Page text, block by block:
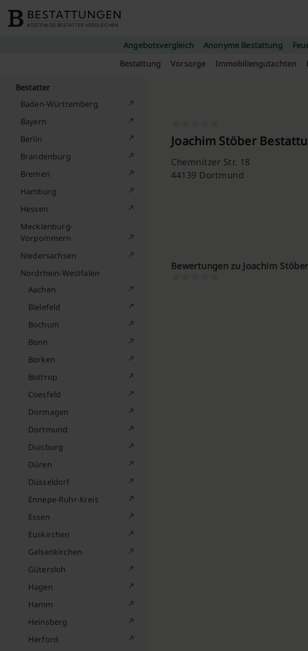
Angebotsvergleich Anonyme Bestattung
Bestattung
Vorsorge Immobiliengutachten
Bestatter
Baden-Württemberg
Bayern
Berlin
Brandenburg
Bremen
Hamburg
Hessen
Mecklenburg-
Vorpommern
Niedersachsen
Nordrhein-Westfalen
Aachen
Bielefeld
Bochum
Bonn
Borken
Bottrop
Coesfeld
Dormagen
Dortmund
Duisburg
Düren
Düsseldorf
Ennepe-Ruhr-Kreis
Essen
Euskirchen
Gelsenkirchen
Gütersloh
Hagen
Hamm
Heinsberg
Herford
Joachim Stöber
Chemnitzer Str. 18
44139 Dortmund
Bewertungen zu Joachim